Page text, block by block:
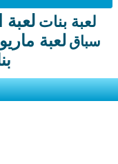
لعبة بنات
سباق لعبة ماريو